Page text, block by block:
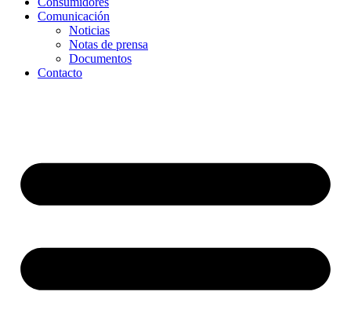
Comunicación
Noticias
Notas de prensa
Documentos
Contacto